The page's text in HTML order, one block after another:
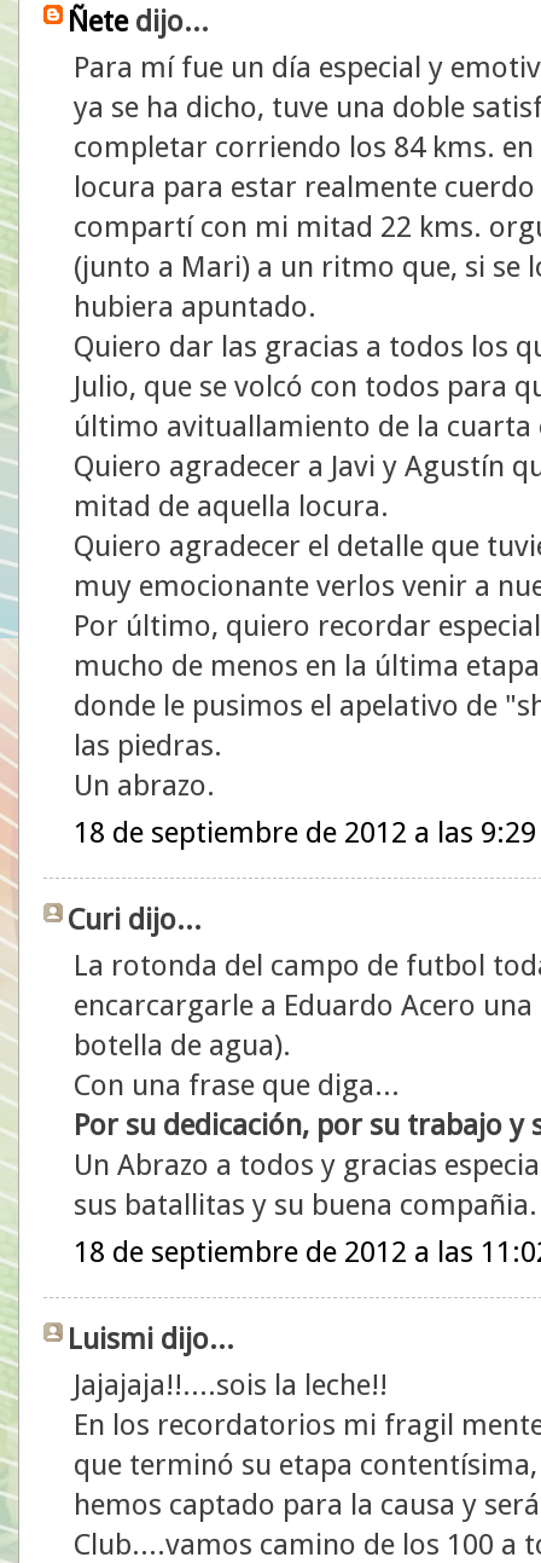
Ñetedijo...
Para mí fue un día especial y
ya se ha dicho, tuve una doble
completar corriendo los 84 kms.
locura para estar realmente
compartí con mi mitad 22 kms.
(junto a Mari) a un ritmo que, si se
hubiera apuntado.
Quiero dar las gracias a todos los
Julio, que se volcó con todos para
último avituallamiento de la cuarta
Quiero agradecer a Javi y Agustín
mitad de aquella locura.
Quiero agradecer el detalle que
muy emocionante verlos venir a
Por último, quiero recordar
mucho de menos en la última
donde le pusimos el apelativo de
las piedras.
Un abrazo.
18 de septiembre de 2012 a las 9:29
Curi dijo...
La rotonda del campo de futbol
encarcargarle a Eduardo Acero
botella de agua).
Con una frase que diga...
Por su dedicación, por su trabajo
Un Abrazo a todos y gracias
sus batallitas y su buena compañia.
18 de septiembre de 2012 a las
Luismi dijo...
Jajajaja!!....sois la leche!!
En los recordatorios mi fragil
que terminó su etapa
hemos captado para la causa y
Club....vamos camino de los 100 a